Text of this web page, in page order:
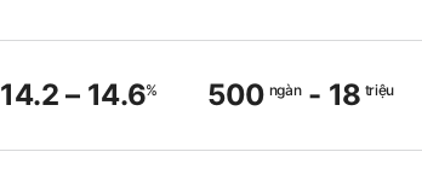
14.2 – 14.6% 500 ngàn- 18 triệu